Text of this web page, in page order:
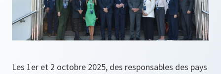
Les 1er et 2 octobre 2025, des responsables des pays